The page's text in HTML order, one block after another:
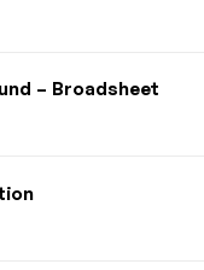
– Broadsheet